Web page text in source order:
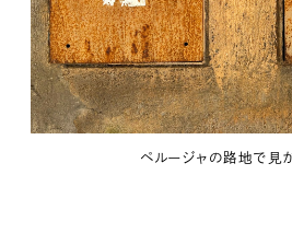
ペルージャの路地で見